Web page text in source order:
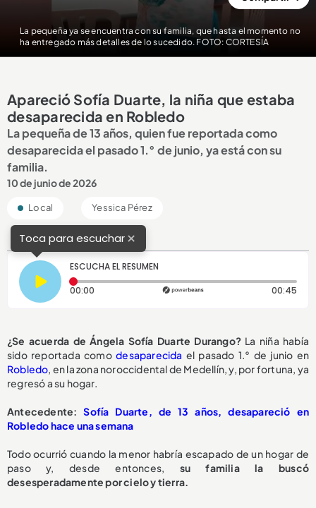
La pequeña ya se encuentra con su familia, que hasta el momento no
ha entregado más detalles de lo sucedido. FOTO: CORTESÍA
Apareció Sofía Duarte, la niña que estaba
desaparecida en Robledo
La pequeña de 13 años, quien fue reportada como
desaparecida el pasado 1.° de junio, ya está con su
familia.
10 de junio de 2026
Local Yessica Pérez
Toca para escuchar×
ESCUCHA EL RESUMEN
00:00 Tiempo transcurrido: 0 segundos 00:45
¿Se acuerda de Ángela Sofía Duarte Durango? La niña había
sido reportada comodesaparecida el pasado 1.° de junio en
Robledo, en la zona noroccidental de Medellín, y, por fortuna, ya
regresó a su hogar.
Antecedente: Sofía Duarte, de 13 años, desapareció en
Robledo hace una semana
Todo ocurrió cuando la menor habría escapado de un hogar de
paso y, desde entonces, su familia la buscó
desesperadamente por cielo y tierra.